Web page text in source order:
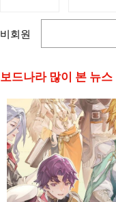
비회원
보드나라 많이 본 뉴스